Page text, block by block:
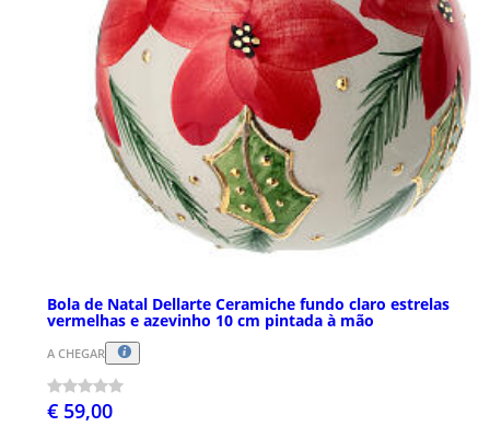
Bola de Natal Dellarte Ceramiche fundo claro estrelas
vermelhas e azevinho 10 cm pintada à mão
A CHEGAR
€ 59,00